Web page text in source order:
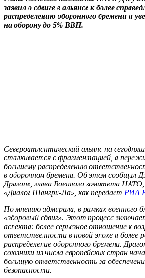
заявил о сдвиге в альянсе к более
распределению оборонного бремени и
на оборону до 5% ВВП.
Североатлантический альянс на
сталкивается с фрагментацией, а
большему распределению
в оборонном бремени. Об этом сообщил
Драгоне, глава Военного комитета
«Диалог Шангри-Ла», как передает РИА
По мнению адмирала, в рамках военного
«здоровый сдвиг». Этот процесс
аспекта: более серьезное отношение к
ответственности в новой эпохе и более
распределение оборонного бремени.
союзники из числа европейских стран
большую ответственность за
безопасности.